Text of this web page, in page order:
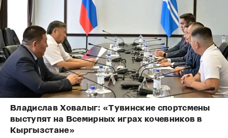
Владислав Ховалыг: «Тувинские спортсмены
выступят на Всемирных играх кочевников в
Кыргызстане»